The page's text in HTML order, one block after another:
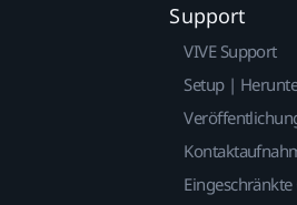
Support
VIVE Support
Setup |